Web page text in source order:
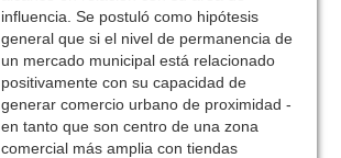
influencia. Se postuló como hipótesis
general que si el nivel de permanencia de
un mercado municipal está relacionado
positivamente con su capacidad de
generar comercio urbano de proximidad -
en tanto que son centro de una zona
comercial más amplia con tiendas